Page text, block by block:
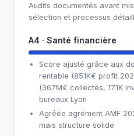
Audits documentés avant
sélection et processus
A4 · Santé financière
Score ajusté grâce aux
rentable (851K€ profit
(367M€ collectés, 171K
bureaux Lyon
Agréée agrément AMF
mais structure solide